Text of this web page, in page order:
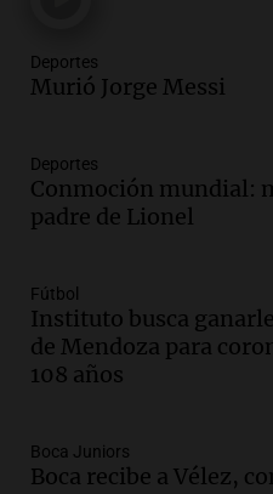
Vargas en 2007
Una mañana para todos
Audio.
las nuevas
todos tenían algo
Audio.Una
del desayuno
conviene priorizar
Audio.Murió
Deportes
Murió Jorge Messi
Deportes
Conmoción mundial:
padre de Lionel
Fútbol
Instituto busca
de Mendoza para
108 años
Boca Juniors
Boca recibe a Vélez,